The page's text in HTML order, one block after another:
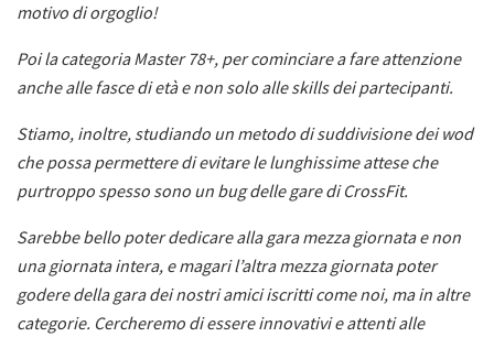
motivo di orgoglio!
Poi la categoria Master 78+, per cominciare a fare attenzione
anche alle fasce di età e non solo alle skills dei partecipanti.
Stiamo, inoltre, studiando un metodo di suddivisione dei wod
che possa permettere di evitare le lunghissime attese che
purtroppo spesso sono un bug delle gare di CrossFit.
Sarebbe bello poter dedicare alla gara mezza giornata e non
una giornata intera, e magari l’altra mezza giornata poter
godere della gara dei nostri amici iscritti come noi, ma in altre
categorie. Cercheremo di essere innovativi e attenti alle